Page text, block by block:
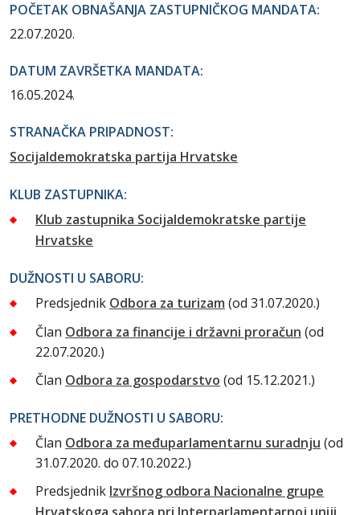
POČETAK OBNAŠANJA ZASTUPNIČKOG MANDATA:
22.07.2020.
DATUM ZAVRŠETKA MANDATA:
16.05.2024.
STRANAČKA PRIPADNOST:
Socijaldemokratska partija Hrvatske
KLUB ZASTUPNIKA:
Klub zastupnika Socijaldemokratske partije
Hrvatske
DUŽNOSTI U SABORU:
Predsjednik Odbora za turizam (od 31.07.2020.)
Član Odbora za financije i državni proračun (od
22.07.2020.)
Član Odbora za gospodarstvo (od 15.12.2021.)
PRETHODNE DUŽNOSTI U SABORU:
Član Odbora za međuparlamentarnu suradnju (od
31.07.2020. do 07.10.2022.)
Predsjednik Izvršnog odbora Nacionalne grupe